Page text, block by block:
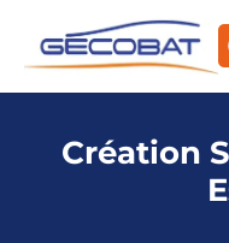
Création